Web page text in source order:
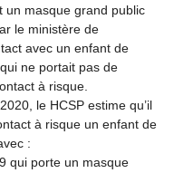
un masque grand public
le ministère de
avec un enfant de
ne portait pas de
à risque.
le HCSP estime qu’il
à risque un enfant de
:
qui porte un masque